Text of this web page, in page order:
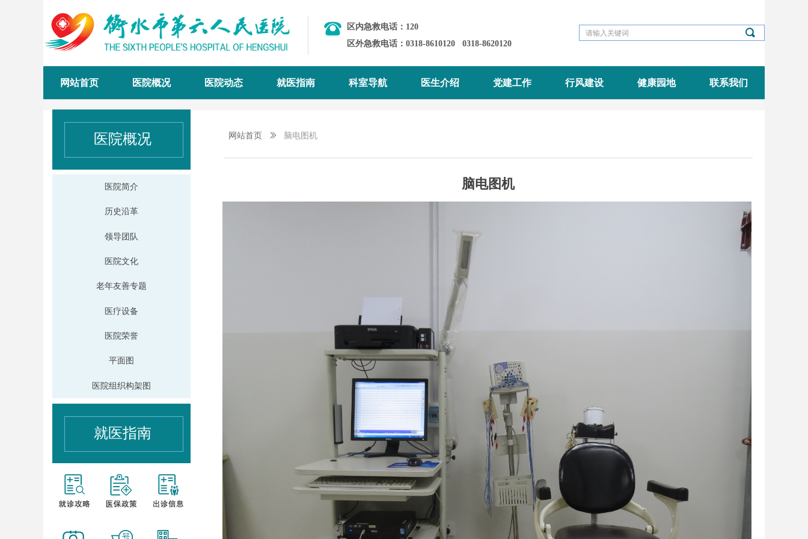
区内急救电话：120
区外急救电话：0318-8610120 0318-8620120
끠
网站首页 医院概况 医院动态 就医指南 科室导航 医生介绍 党建工作 行风建设 健康园地 联系我们
网站首页 ꅀ 脑电图机
脑电图机
医院概况
医院简介
历史沿革
领导团队
医院文化
老年友善专题
医疗设备
医院荣誉
平面图
医院组织构架图
就医指南